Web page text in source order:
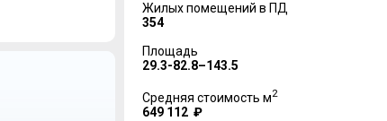
Жилых помещений в ПД
354
Площадь
29.3-82.8–143.5
Средняя стоимость м2
649 112 ₽